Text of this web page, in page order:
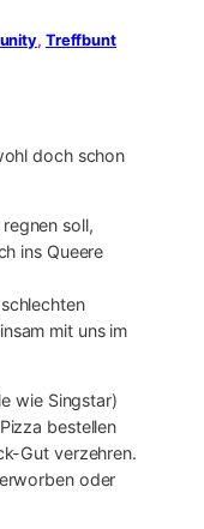
, Treffbunt
doch schon
soll,
ins Queere
mit uns im
wie Singstar)
bestellen
Gut verzehren.
oder